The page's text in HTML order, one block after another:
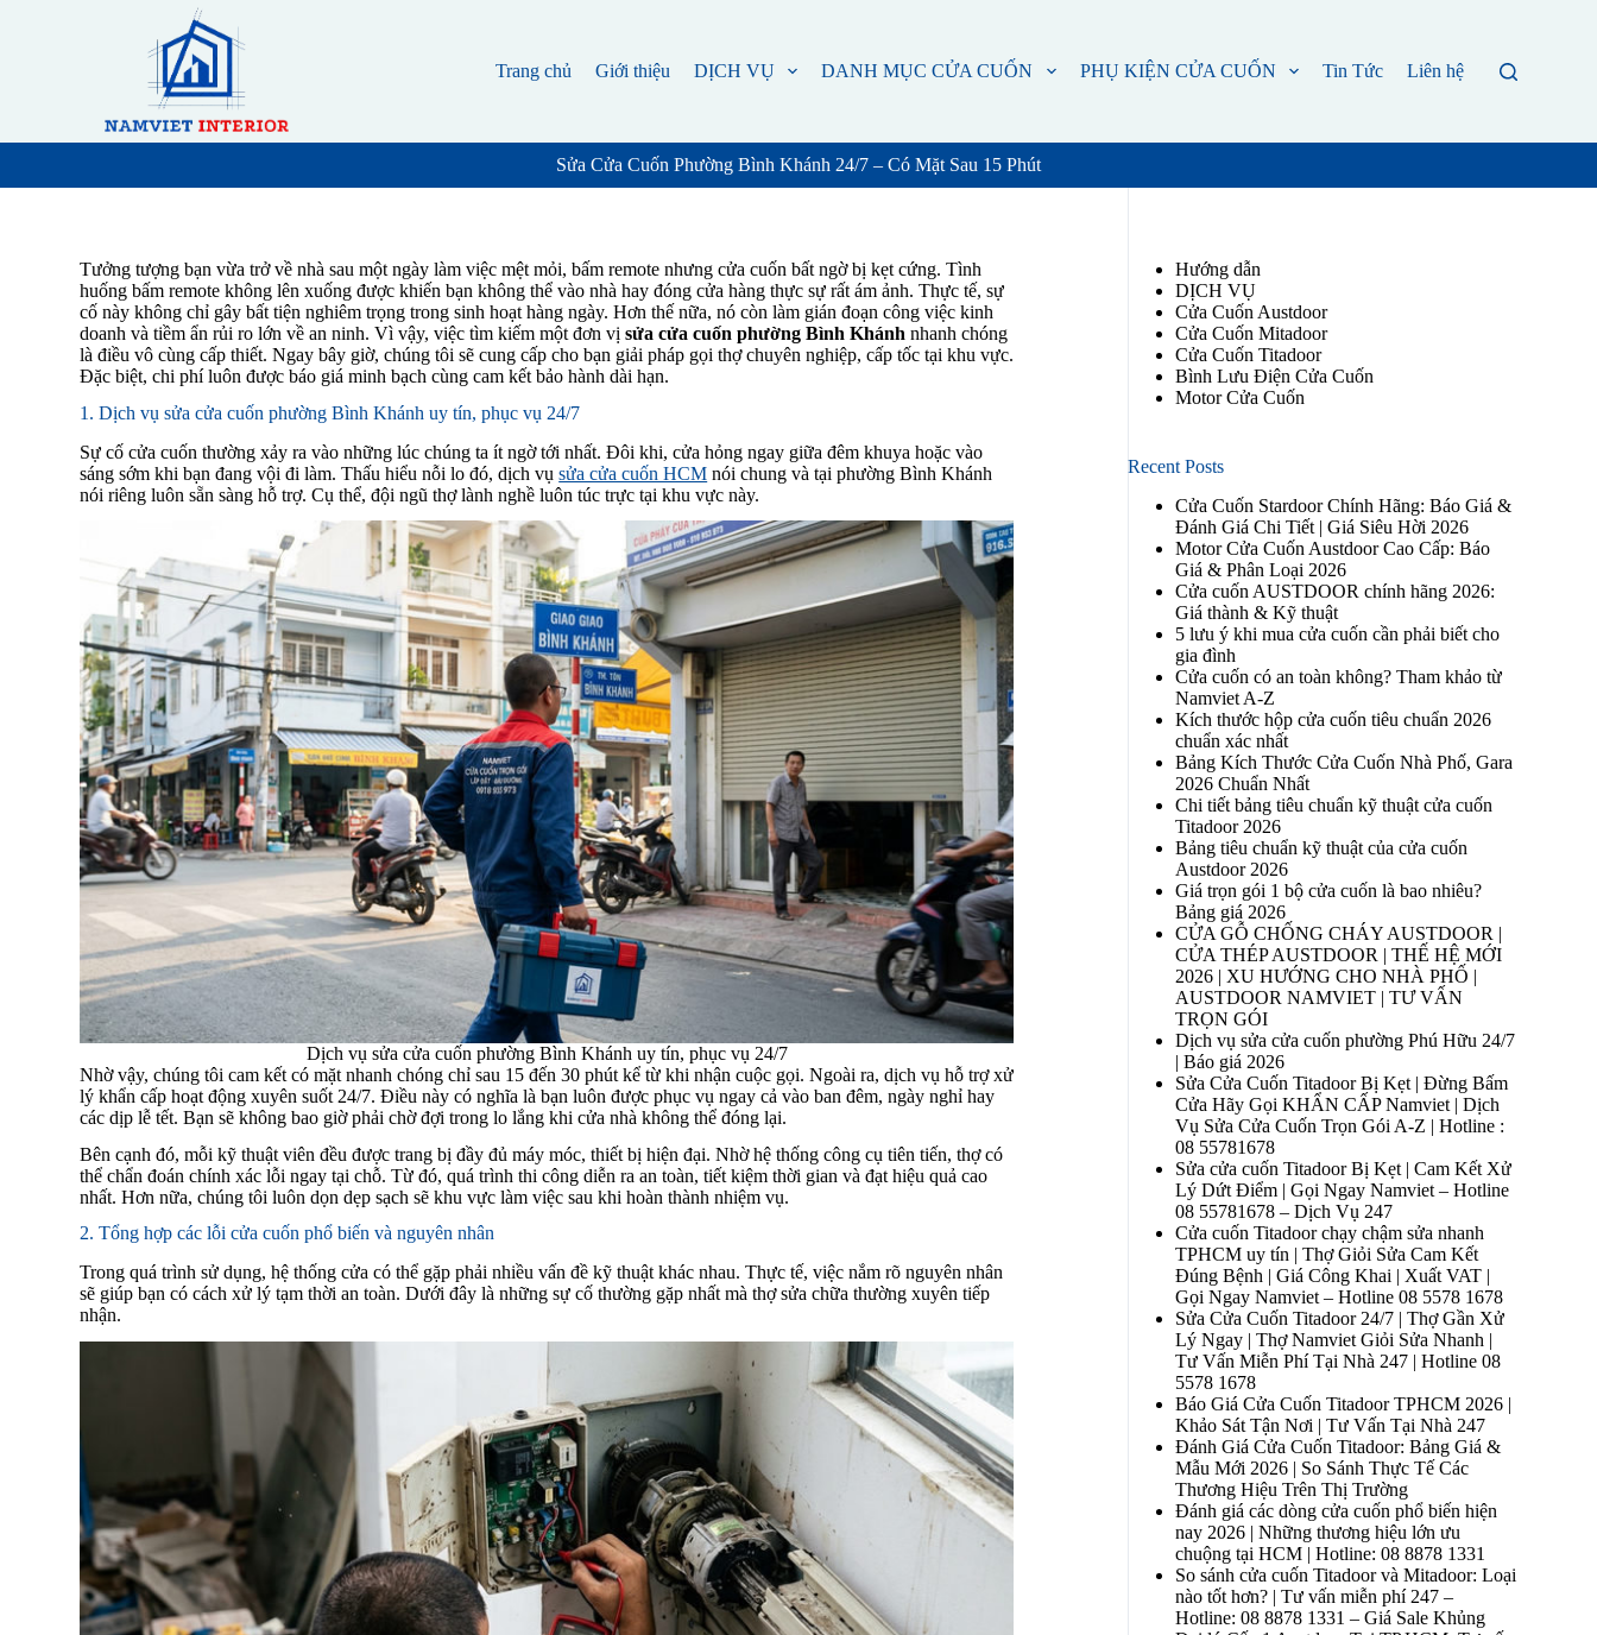
n
Trang chủ Giới thiệu DỊCH VỤ DANH MỤC CỬA CUỐN PHỤ KIỆN CỬA CUỐN Tin Tức Liên hệ
Sửa Cửa Cuốn Phường Bình Khánh 24/7 – Có Mặt Sau 15 Phút
Tưởng tượng bạn vừa trở về nhà sau một ngày làm việc mệt mỏi, bấm remote nhưng cửa cuốn bất ngờ bị kẹt cứng. Tình
huống bấm remote không lên xuống được khiến bạn không thể vào nhà hay đóng cửa hàng thực sự rất ám ảnh. Thực tế, sự
cố này không chỉ gây bất tiện nghiêm trọng trong sinh hoạt hàng ngày. Hơn thế nữa, nó còn làm gián đoạn công việc kinh
doanh và tiềm ẩn rủi ro lớn về an ninh. Vì vậy, việc tìm kiếm một đơn vịsửa cửa cuốn phường Bình Khánh nhanh chóng
là điều vô cùng cấp thiết. Ngay bây giờ, chúng tôi sẽ cung cấp cho bạn giải pháp gọi thợ chuyên nghiệp, cấp tốc tại khu vực.
Đặc biệt, chi phí luôn được báo giá minh bạch cùng cam kết bảo hành dài hạn.
1. Dịch vụ sửa cửa cuốn phường Bình Khánh uy tín, phục vụ 24/7
Sự cố cửa cuốn thường xảy ra vào những lúc chúng ta ít ngờ tới nhất. Đôi khi, cửa hỏng ngay giữa đêm khuya hoặc vào
sáng sớm khi bạn đang vội đi làm. Thấu hiểu nỗi lo đó, dịch vụsửa cửa cuốn HCM nói chung và tại phường Bình Khánh
nói riêng luôn sẵn sàng hỗ trợ. Cụ thể, đội ngũ thợ lành nghề luôn túc trực tại khu vực này.
Dịch vụ sửa cửa cuốn phường Bình Khánh uy tín, phục vụ 24/7
Nhờ vậy, chúng tôi cam kết có mặt nhanh chóng chỉ sau 15 đến 30 phút kể từ khi nhận cuộc gọi. Ngoài ra, dịch vụ hỗ trợ xử
lý khẩn cấp hoạt động xuyên suốt 24/7. Điều này có nghĩa là bạn luôn được phục vụ ngay cả vào ban đêm, ngày nghỉ hay
các dịp lễ tết. Bạn sẽ không bao giờ phải chờ đợi trong lo lắng khi cửa nhà không thể đóng lại.
Bên cạnh đó, mỗi kỹ thuật viên đều được trang bị đầy đủ máy móc, thiết bị hiện đại. Nhờ hệ thống công cụ tiên tiến, thợ có
thể chẩn đoán chính xác lỗi ngay tại chỗ. Từ đó, quá trình thi công diễn ra an toàn, tiết kiệm thời gian và đạt hiệu quả cao
nhất. Hơn nữa, chúng tôi luôn dọn dẹp sạch sẽ khu vực làm việc sau khi hoàn thành nhiệm vụ.
2. Tổng hợp các lỗi cửa cuốn phổ biến và nguyên nhân
Trong quá trình sử dụng, hệ thống cửa có thể gặp phải nhiều vấn đề kỹ thuật khác nhau. Thực tế, việc nắm rõ nguyên nhân
sẽ giúp bạn có cách xử lý tạm thời an toàn. Dưới đây là những sự cố thường gặp nhất mà thợ sửa chữa thường xuyên tiếp
nhận.
Hướng dẫn
DỊCH VỤ
Cửa Cuốn Austdoor
Cửa Cuốn Mitadoor
Cửa Cuốn Titadoor
Bình Lưu Điện Cửa Cuốn
Motor Cửa Cuốn
Recent Posts
Cửa Cuốn Stardoor Chính Hãng: Báo Giá &
Đánh Giá Chi Tiết | Giá Siêu Hời 2026
Motor Cửa Cuốn Austdoor Cao Cấp: Báo
Giá & Phân Loại 2026
Cửa cuốn AUSTDOOR chính hãng 2026:
Giá thành & Kỹ thuật
5 lưu ý khi mua cửa cuốn cần phải biết cho
gia đình
Cửa cuốn có an toàn không? Tham khảo từ
Namviet A-Z
Kích thước hộp cửa cuốn tiêu chuẩn 2026
chuẩn xác nhất
Bảng Kích Thước Cửa Cuốn Nhà Phố, Gara
2026 Chuẩn Nhất
Chi tiết bảng tiêu chuẩn kỹ thuật cửa cuốn
Titadoor 2026
Bảng tiêu chuẩn kỹ thuật của cửa cuốn
Austdoor 2026
Giá trọn gói 1 bộ cửa cuốn là bao nhiêu?
Bảng giá 2026
CỬA GỖ CHỐNG CHÁY AUSTDOOR |
CỬA THÉP AUSTDOOR | THẾ HỆ MỚI
2026 | XU HƯỚNG CHO NHÀ PHỐ |
AUSTDOOR NAMVIET | TƯ VẤN
TRỌN GÓI
Dịch vụ sửa cửa cuốn phường Phú Hữu 24/7
| Báo giá 2026
Sửa Cửa Cuốn Titadoor Bị Kẹt | Đừng Bấm
Cửa Hãy Gọi KHẨN CẤP Namviet | Dịch
Vụ Sửa Cửa Cuốn Trọn Gói A-Z | Hotline :
08 55781678
Sửa cửa cuốn Titadoor Bị Kẹt | Cam Kết Xử
Lý Dứt Điểm | Gọi Ngay Namviet – Hotline
08 55781678 – Dịch Vụ 247
Cửa cuốn Titadoor chạy chậm sửa nhanh
TPHCM uy tín | Thợ Giỏi Sửa Cam Kết
Đúng Bệnh | Giá Công Khai | Xuất VAT |
Gọi Ngay Namviet – Hotline 08 5578 1678
Sửa Cửa Cuốn Titadoor 24/7 | Thợ Gần Xử
Lý Ngay | Thợ Namviet Giỏi Sửa Nhanh |
Tư Vấn Miễn Phí Tại Nhà 247 | Hotline 08
5578 1678
Báo Giá Cửa Cuốn Titadoor TPHCM 2026 |
Khảo Sát Tận Nơi | Tư Vấn Tại Nhà 247
Đánh Giá Cửa Cuốn Titadoor: Bảng Giá &
Mẫu Mới 2026 | So Sánh Thực Tế Các
Thương Hiệu Trên Thị Trường
Đánh giá các dòng cửa cuốn phổ biến hiện
nay 2026 | Những thương hiệu lớn ưu
chuộng tại HCM | Hotline: 08 8878 1331
So sánh cửa cuốn Titadoor và Mitadoor: Loại
nào tốt hơn? | Tư vấn miễn phí 247 –
Hotline: 08 8878 1331 – Giá Sale Khủng